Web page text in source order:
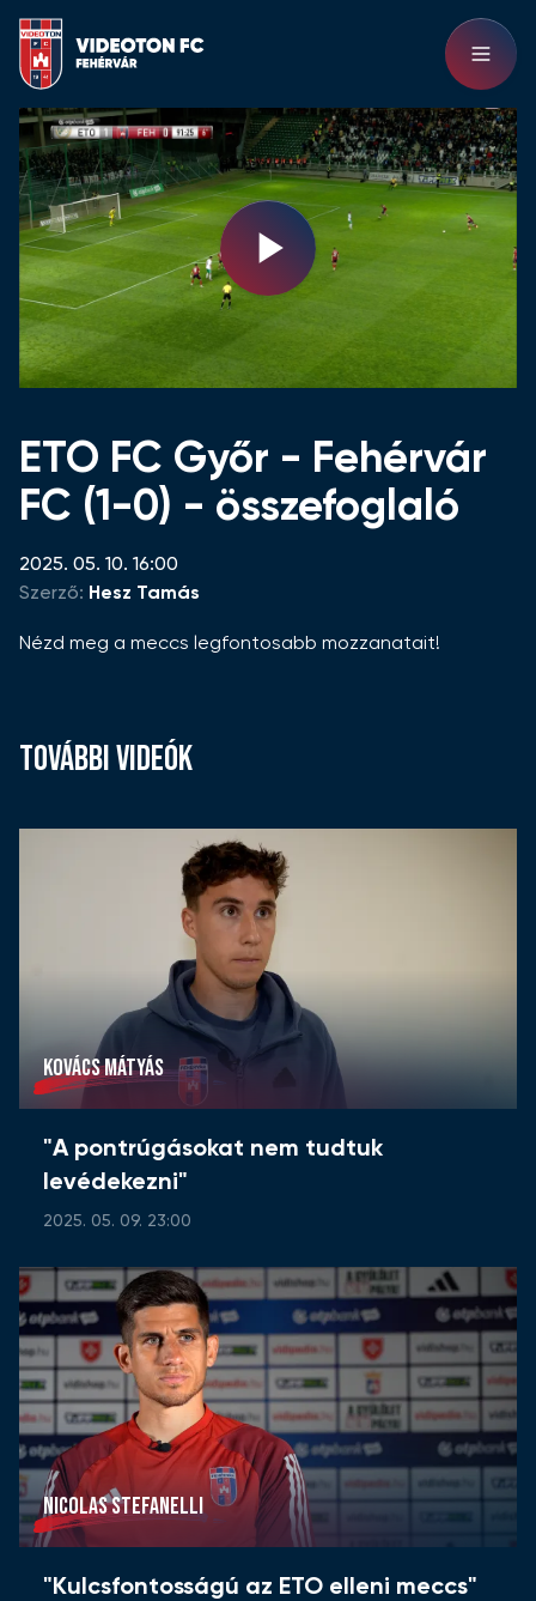
Play
Video
ETO FC Győr - Fehérvár
FC (1-0) - összefoglaló
2025. 05. 10. 16:00
Szerző: Hesz Tamás
Nézd meg a meccs legfontosabb mozzanatait!
TOVÁBBI VIDEÓK
KOVÁCS MÁTYÁS
"A pontrúgásokat nem tudtuk
levédekezni"
2025. 05. 09. 23:00
NICOLAS STEFANELLI
"Kulcsfontosságú az ETO elleni meccs"